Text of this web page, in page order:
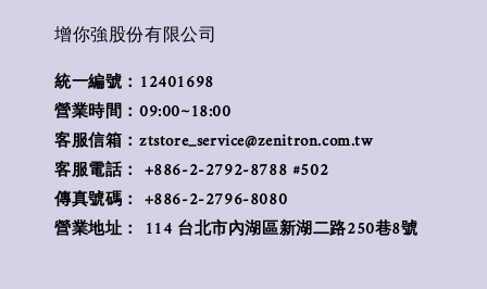
增你強股份有限公司
統一編號：12401698
營業時間：09:00~18:00
客服信箱：ztstore_service@zenitron.com.tw
客服電話： +886-2-2792-8788 #502
傳真號碼： +886-2-2796-8080
營業地址： 114 台北市內湖區新湖二路250巷8號